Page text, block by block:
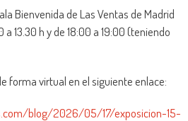
Bienvenida de Las Ventas de Madrid
a 13.30 h y de 18:00 a 19:00 (teniendo
forma virtual en el siguiente enlace:
blog/2026/05/17/exposicion-15-